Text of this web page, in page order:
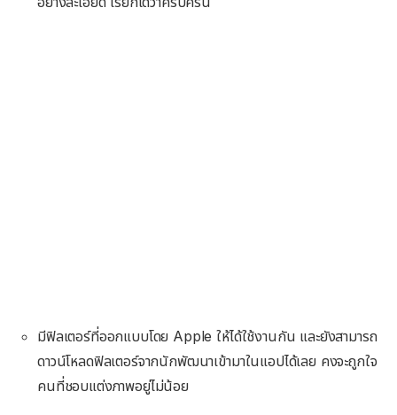
มีฟิลเตอร์ที่ออกแบบโดย Apple ให้ได้ใช้งานกัน และยังสามารถ
ดาวน์โหลดฟิลเตอร์จากนักพัฒนาเข้ามาในแอปได้เลย คงจะถูกใจ
คนที่ชอบแต่งภาพอยู่ไม่น้อย